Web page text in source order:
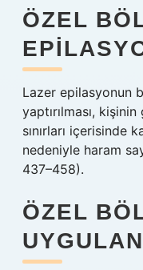
ÖZEL
Lazer epilasyonun
yaptırılması,
sınırları içerisinde
nedeniyle haram
437–458).
ÖZEL